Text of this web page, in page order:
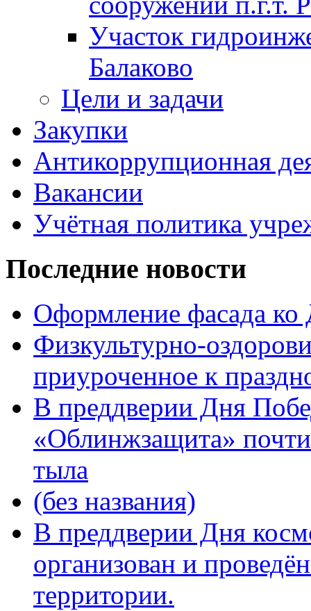
Участок
Балаково
Цели и задачи
Закупки
Антикоррупционная
Вакансии
Учётная политика
Последние новости
Оформление фасада
Физкультурно-
приуроченное к
В преддверии Дня
«Облинжзащита»
тыла
(без названия)
В преддверии Дня
организован и
территории.